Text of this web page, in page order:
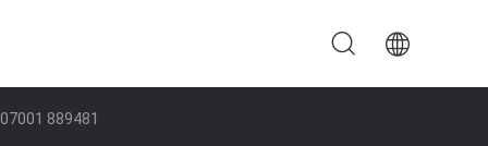
889481